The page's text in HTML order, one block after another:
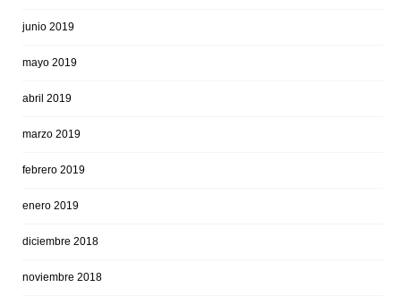
junio 2019
mayo 2019
abril 2019
marzo 2019
febrero 2019
enero 2019
diciembre 2018
noviembre 2018